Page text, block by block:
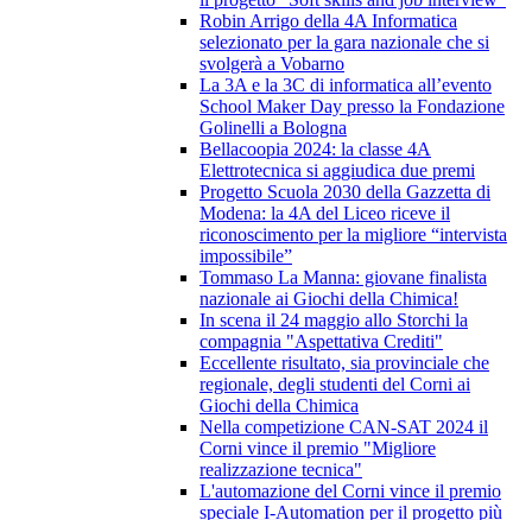
Robin Arrigo della 4A Informatica
selezionato per la gara nazionale che si
svolgerà a Vobarno
La 3A e la 3C di informatica all’evento
School Maker Day presso la Fondazione
Golinelli a Bologna
Bellacoopia 2024: la classe 4A
Elettrotecnica si aggiudica due premi
Progetto Scuola 2030 della Gazzetta di
Modena: la 4A del Liceo riceve il
riconoscimento per la migliore “intervista
impossibile”
Tommaso La Manna: giovane finalista
nazionale ai Giochi della Chimica!
In scena il 24 maggio allo Storchi la
compagnia "Aspettativa Crediti"
Eccellente risultato, sia provinciale che
regionale, degli studenti del Corni ai
Giochi della Chimica
Nella competizione CAN-SAT 2024 il
Corni vince il premio "Migliore
realizzazione tecnica"
L'automazione del Corni vince il premio
speciale I-Automation per il progetto più